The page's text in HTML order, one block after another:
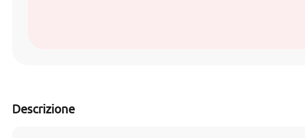
Descrizione